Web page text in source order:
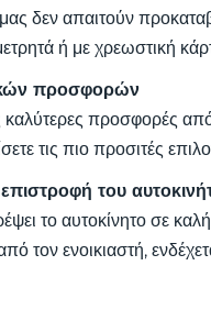
δεν απαιτούν
ή με χρεωστική
προσφορών
προσφορές από
τις πιο προσιτές
του
το αυτοκίνητο σε
τον ενοικιαστή,